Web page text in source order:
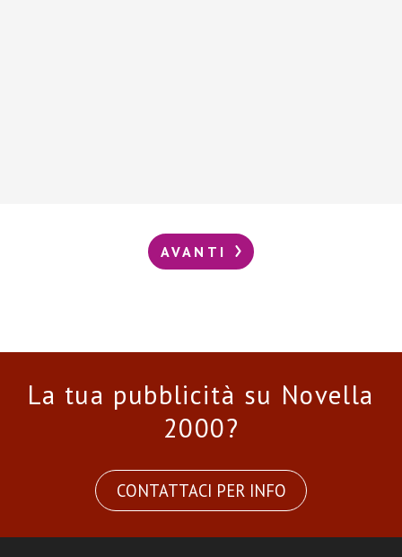
AVANTI
La tua pubblicità su Novella
2000?
CONTATTACI PER INFO